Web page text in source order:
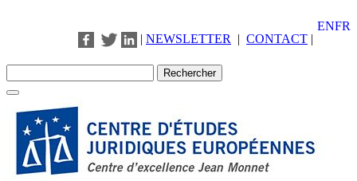
FR
EN
| NEWSLETTER | CONTACT |